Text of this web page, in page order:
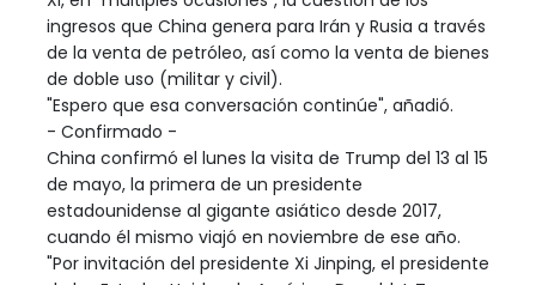
ingresos que China genera para Irán y Rusia a través
de la venta de petróleo, así como la venta de bienes
de doble uso (militar y civil).
"Espero que esa conversación continúe", añadió.
- Confirmado -
China confirmó el lunes la visita de Trump del 13 al 15
de mayo, la primera de un presidente
estadounidense al gigante asiático desde 2017,
cuando él mismo viajó en noviembre de ese año.
"Por invitación del presidente Xi Jinping, el presidente